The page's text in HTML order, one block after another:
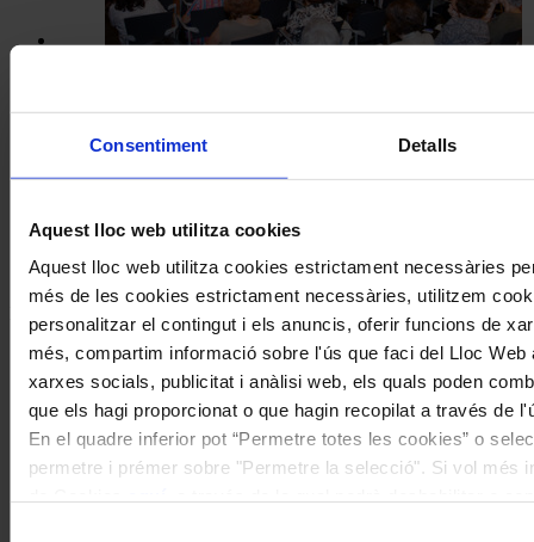
Consentiment Detalls
Aquest lloc web utilitza cookies
Aquest lloc web utilitza cookies estrictament necessàries
més de les cookies estrictament necessàries, utilitzem
personalitzar el contingut i els anuncis, oferir funcions de
més, compartim informació sobre l'ús que faci del Lloc Web
xarxes socials, publicitat i anàlisi web, els quals poden
que els hagi proporcionat o que hagin recopilat a través de
En el quadre inferior pot “Permetre totes les cookies” o
permetre i prémer sobre "Permetre la selecció". Si vol més
Comença la cinquena edició del cicle
de conferències Intèrprets Catalans
Coneix la nostra publicació
I gaudeix a més dels següents descomptes:
20% als concerts del Palau de la Música Catalana
Descomptes a altres cicles de concerts col·laboradors